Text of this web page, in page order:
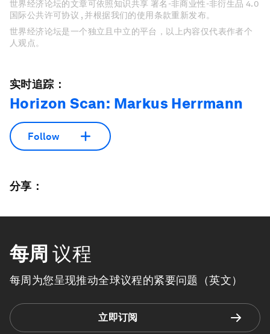
世界经济论坛的文章可依照知识共享 署名-非商业性-非衍生品 4.0
国际公共许可协议 , 并根据我们的使用条款重新发布。
世界经济论坛是一个独立且中立的平台，以上内容仅代表作者个
人观点。
实时追踪：
Horizon Scan: Markus Herrmann
Follow
分享：
每周 议程
每周为您呈现推动全球议程的紧要问题（英文）
立即订阅